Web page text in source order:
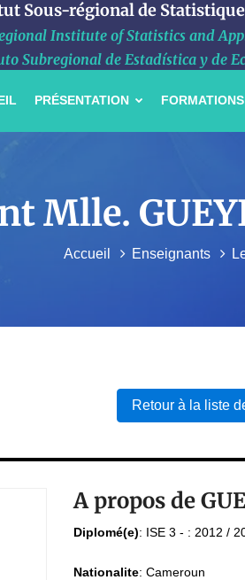
Sous-régional de
Institute of Statistics and
Subregional de Estadística y de
PRÉSENTATION FORMATIONS
Mlle.
Accueil Enseignants
Retour à la liste
A propos de
Diplomé(e): ISE 3 - : 2012 /
Nationalite: Cameroun